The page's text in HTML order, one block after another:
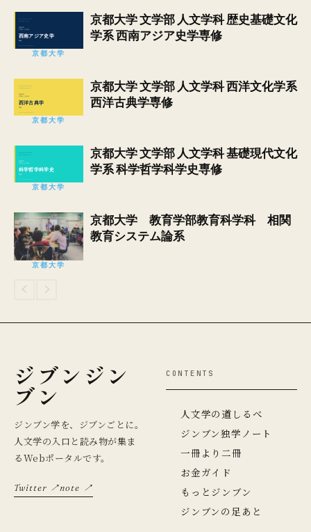
京都大学
京都大学 文学部 人文学科 歴史基礎文化
学系 西南アジア史学専修
京都大学
京都大学 文学部 人文学科 西洋文化学系
西洋古典学専修
京都大学
京都大学 文学部 人文学科 基礎現代文化
学系 科学哲学科学史専修
京都大学
京都大学 教育学部教育科学科 相関
教育システム論系
ジブンジン
ブン
ジンブン学を、ジブンごとに。
人文学の入口と読み物が集ま
るWebポータルです。
Twitter ↗note ↗
CONTENTS
人文学の道しるべ
ジンブン独学ノート
一冊より二冊
お金ガイド
もっとジンブン
ジンブンの足あと